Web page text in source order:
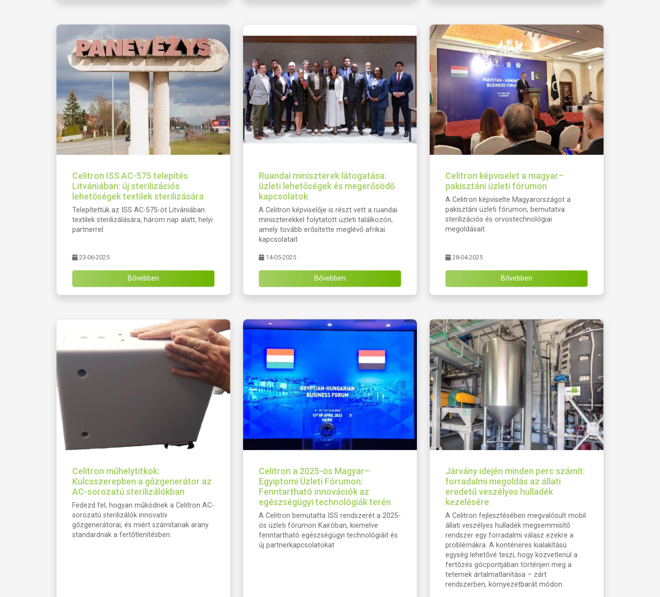
Celitron ISS AC-575 telepítés
Litvániában: új sterilizációs
lehetőségek textilek sterilizására
Telepítettük az ISS AC-575-öt Litvániában
textilek sterilizálására, három nap alatt, helyi
partnerrel.
23-06-2025
Bővebben
Ruandai miniszterek látogatása:
üzleti lehetőségek és megerősödő
kapcsolatok
A Celitron képviselője is részt vett a ruandai
miniszterekkel folytatott üzleti találkozón,
amely tovább erősítette meglévő afrikai
kapcsolatait.
14-05-2025
Bővebben
Celitron képviselet a magyar–
pakisztáni üzleti fórumon
A Celitron képviselte Magyarországot a
pakisztáni üzleti fórumon, bemutatva
sterilizációs és orvostechnológiai
megoldásait.
28-04-2025
Bővebben
Celitron műhelytitkok:
Kulcsszerepben a gőzgenerátor az
AC-sorozatú sterilizálókban
Fedezd fel, hogyan működnek a Celitron AC-
sorozatú sterilizálók innovatív
gőzgenerátorai, és miért számítanak arany
standardnak a fertőtlenítésben.
Celitron a 2025-ös Magyar–
Egyiptomi Üzleti Fórumon:
Fenntartható innovációk az
egészségügyi technológiák terén
A Celitron bemutatta ISS rendszerét a 2025-
ös üzleti fórumon Kairóban, kiemelve
fenntartható egészségügyi technológiáit és
új partnerkapcsolatokat
Járvány idején minden perc számít:
forradalmi megoldás az állati
eredetű veszélyes hulladék
kezelésére
A Celitron fejlesztésében megvalósult mobil
állati veszélyes hulladék megsemmisítő
rendszer egy forradalmi válasz ezekre a
problémákra. A konténeres kialakítású
egység lehetővé teszi, hogy közvetlenül a
fertőzés gócpontjában történjen meg a
tetemek ártalmatlanítása – zárt
rendszerben, környezetbarát módon.